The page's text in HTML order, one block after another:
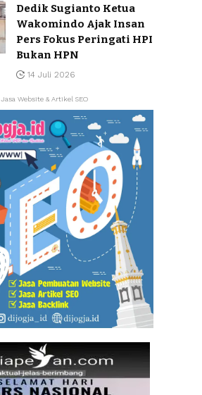
Dedik Sugianto Ketua
Wakomindo Ajak Insan
Pers Fokus Peringati HPI
Bukan HPN
14 Juli 2026
Jasa Website & Artikel SEO